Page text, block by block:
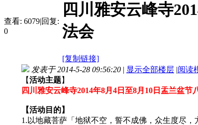
查看: 6079|回复:
0
四川雅安云峰寺
法会
[复制链接]
发表于 2014-5-28 09:56:20 | 显示全部楼层 |阅读
【活动主题】
四川雅安云峰寺2014年8月4日至8月10日盂兰盆节
【活动目的】
1.以地藏菩萨「地狱不空，誓不成佛，众生度尽，